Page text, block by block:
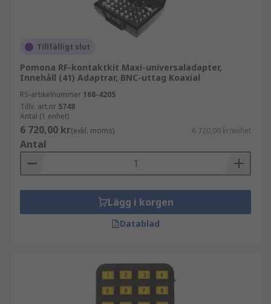
Tillfälligt slut
Pomona RF-kontaktkit Maxi-universaladapter,
Innehåll (41) Adaptrar, BNC-uttag Koaxial
RS-artikelnummer 168-4205
Tillv. art.nr 5748
Antal (1 enhet)
6 720,00 kr(exkl. moms) 6 720,00 kr/enhet
Antal
Lägg i korgen
Datablad